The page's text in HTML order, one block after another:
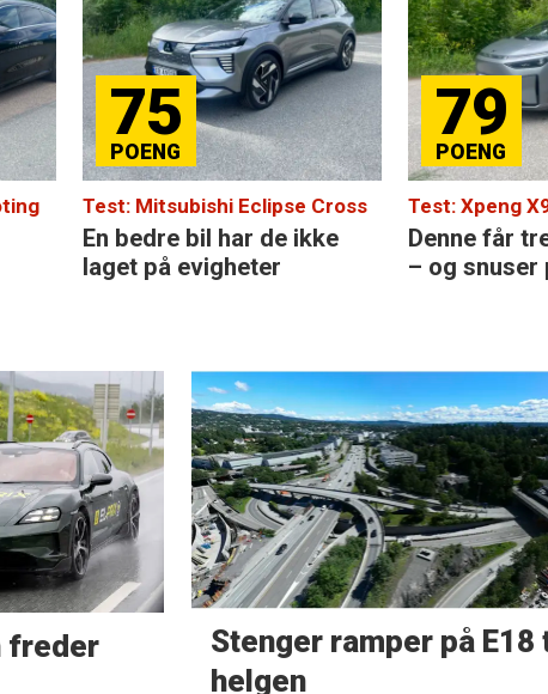
75
Test: Mitsubishi Eclipse Cross
En bedre bil har de ikke
laget på evigheter
79
Test: Xpeng
Denne får
– og snuser
freder
Stenger ramper på E18
helgen